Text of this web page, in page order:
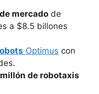
mercado de
a $8.5 billones
Optimus con
millón de robotaxis